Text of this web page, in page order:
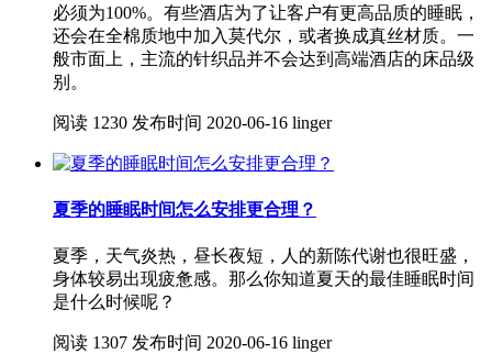
必须为100%。有些酒店为了让客户有更高品质的睡眠，
还会在全棉质地中加入莫代尔，或者换成真丝材质。一
般市面上，主流的针织品并不会达到高端酒店的床品级
别。
阅读 1230 发布时间 2020-06-16 linger
夏季的睡眠时间怎么安排更合理？
夏季，天气炎热，昼长夜短，人的新陈代谢也很旺盛，
身体较易出现疲惫感。那么你知道夏天的最佳睡眠时间
是什么时候呢？
阅读 1307 发布时间 2020-06-16 linger